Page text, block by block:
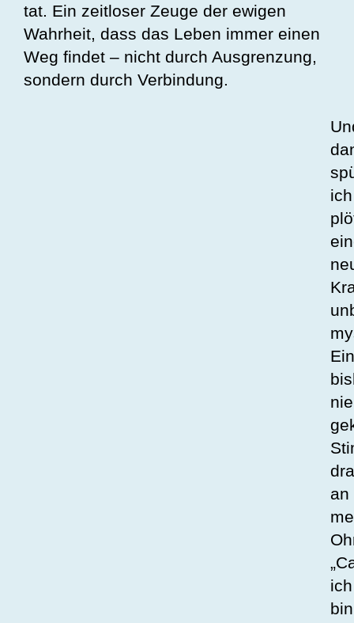
tat. Ein zeitloser Zeuge der ewigen
Wahrheit, dass das Leben immer einen
Weg findet – nicht durch Ausgrenzung,
sondern durch Verbindung.
ich
nie
an
ich
bin